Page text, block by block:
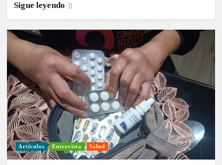
Sigue leyendo
Artículos Entrevista Salud